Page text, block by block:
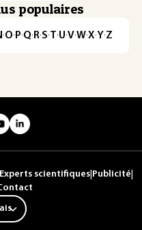
populaires
·O· P·Q· R·S·T·U·V·W·X·Y·Z
Experts scientifiques Publicité